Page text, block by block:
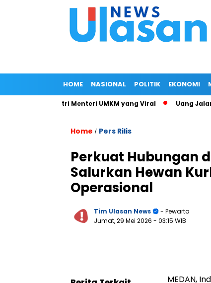
HOME NASIONAL POLITIK EKONOMI
Jalan Istri Menteri UMKM yang Viral Uang Jalan
Home / Pers Rilis
Perkuat Hubungan
Salurkan Hewan
Operasional
Tim Ulasan News
- Pewarta
Jumat, 29 Mei 2026 - 03:15 WIB
MEDAN,